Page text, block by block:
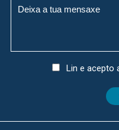
Lin e acepto